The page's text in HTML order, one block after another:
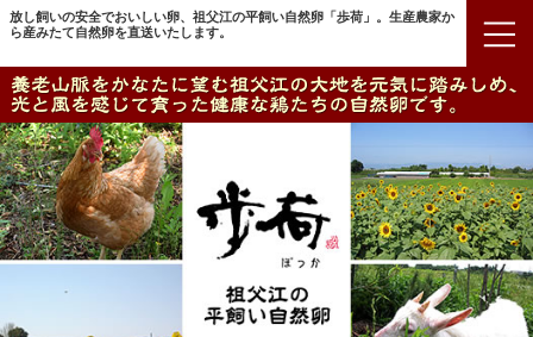
放し飼いの安全でおいしい卵、祖父江の平飼い自然卵「歩荷」。生産農家か
ら産みたて自然卵を直送いたします。